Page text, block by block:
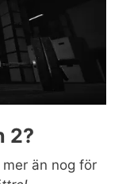
2?
mer än nog för